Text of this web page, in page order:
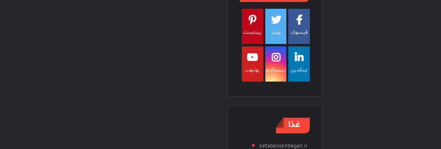
فیسبوک تویتر پینترست
لینکدین اینستاگرام یوتیوب
غذا
ketabenokhbegan.ir